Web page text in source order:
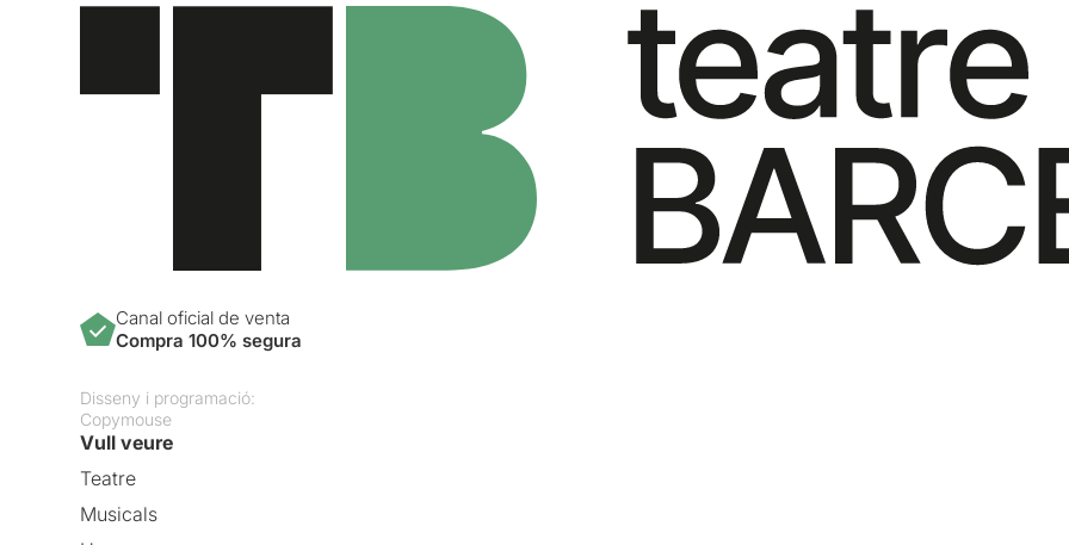
Canal oficial de venta
Compra 100% segura
Disseny i programació:
Copymouse
Vull veure
Teatre
Musicals